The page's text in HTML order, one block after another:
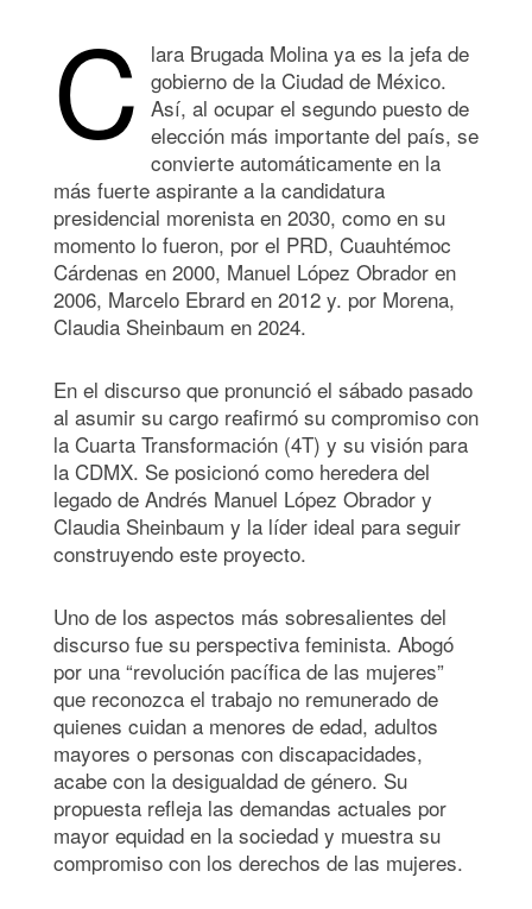
C lara Brugada Molina ya es la jefa de
gobierno de la Ciudad de México.
Así, al ocupar el segundo puesto de
elección más importante del país, se
convierte automáticamente en la
más fuerte aspirante a la candidatura
presidencial morenista en 2030, como en su
momento lo fueron, por el PRD, Cuauhtémoc
Cárdenas en 2000, Manuel López Obrador en
2006, Marcelo Ebrard en 2012 y. por Morena,
Claudia Sheinbaum en 2024.
En el discurso que pronunció el sábado pasado
al asumir su cargo reafirmó su compromiso con
la Cuarta Transformación (4T) y su visión para
la CDMX. Se posicionó como heredera del
legado de Andrés Manuel López Obrador y
Claudia Sheinbaum y la líder ideal para seguir
construyendo este proyecto.
Uno de los aspectos más sobresalientes del
discurso fue su perspectiva feminista. Abogó
por una “revolución pacífica de las mujeres”
que reconozca el trabajo no remunerado de
quienes cuidan a menores de edad, adultos
mayores o personas con discapacidades,
acabe con la desigualdad de género. Su
propuesta refleja las demandas actuales por
mayor equidad en la sociedad y muestra su
compromiso con los derechos de las mujeres.